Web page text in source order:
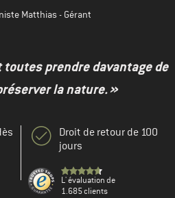
Matthias - Gérant
prendre davantage de
la nature. »
Droit de retour de 100
jours
L' évaluation de
1.685 clients